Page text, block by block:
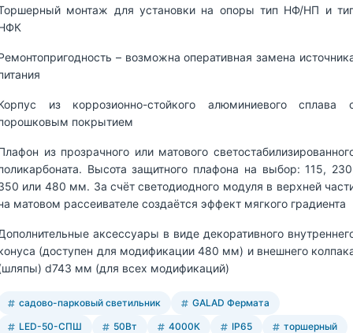
монтаж для установки на опоры тип НФ/НП и
– возможна оперативная замена
из коррозионно-стойкого алюминиевого сплава
покрытием
из прозрачного или матового
Высота защитного плафона на выбор: 115,
или 480 мм. За счёт светодиодного модуля в верхней
матовом рассеивателе создаётся эффект мягкого градиента
аксессуары в виде декоративного
(доступен для модификации 480 мм) и внешнего
d743 мм (для всех модификаций)
садово-парковый светильник
GALAD Фермата
LED-50-СПШ
50Вт 4000К IP65
торшерный